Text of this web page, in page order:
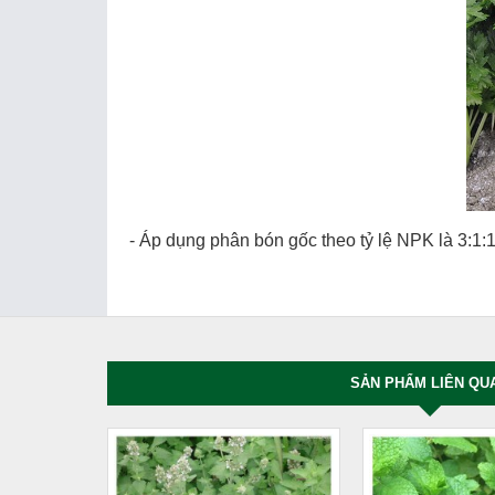
- Áp dụng phân bón gốc theo tỷ lệ NPK là 3:1:1
SẢN PHẨM LIÊN